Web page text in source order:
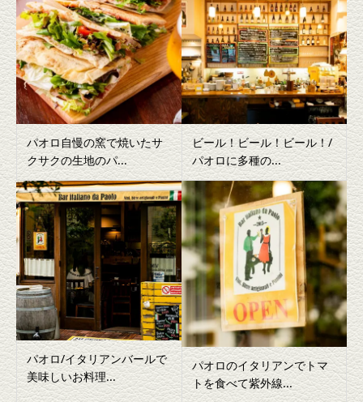
パオロ自慢の窯で焼いたサ
クサクの生地のパ...
ビール！ビール！ビール！/
パオロに多種の...
パオロ/イタリアンバールで
美味しいお料理...
パオロのイタリアンでトマ
トを食べて紫外線...